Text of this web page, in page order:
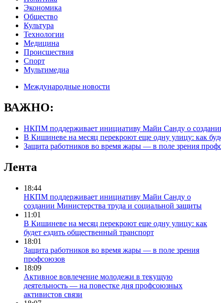
Экономика
Общество
Культура
Технологии
Медицина
Происшествия
Спорт
Мультимедиа
Международные новости
ВАЖНО:
НКПМ поддерживает инициативу Майи Санду о
В Кишиневе на месяц перекроют еще одну улицу: как
Защита работников во время жары — в поле зрения
Лента
18:44
НКПМ поддерживает инициативу Майи Санду о
создании Министерства труда и социальной защиты
11:01
В Кишиневе на месяц перекроют еще одну улицу: как
будет ездить общественный транспорт
18:01
Защита работников во время жары — в поле зрения
профсоюзов
18:09
Активное вовлечение молодежи в текущую
деятельность — на повестке дня профсоюзных
активистов связи